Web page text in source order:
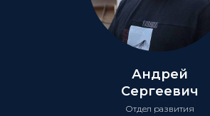
Андрей
Сергеевич
Отдел развития